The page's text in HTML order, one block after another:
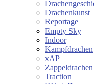
Drachenkunst
Reportage
Empty Sky
Indoor
Kampfdrachen
xAP
Zappeldrachen
Traction